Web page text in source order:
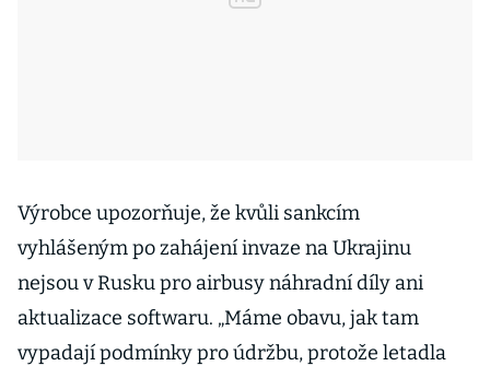
Výrobce upozorňuje, že kvůli sankcím
vyhlášeným po zahájení invaze na Ukrajinu
nejsou v Rusku pro airbusy náhradní díly ani
aktualizace softwaru. „Máme obavu, jak tam
vypadají podmínky pro údržbu, protože letadla